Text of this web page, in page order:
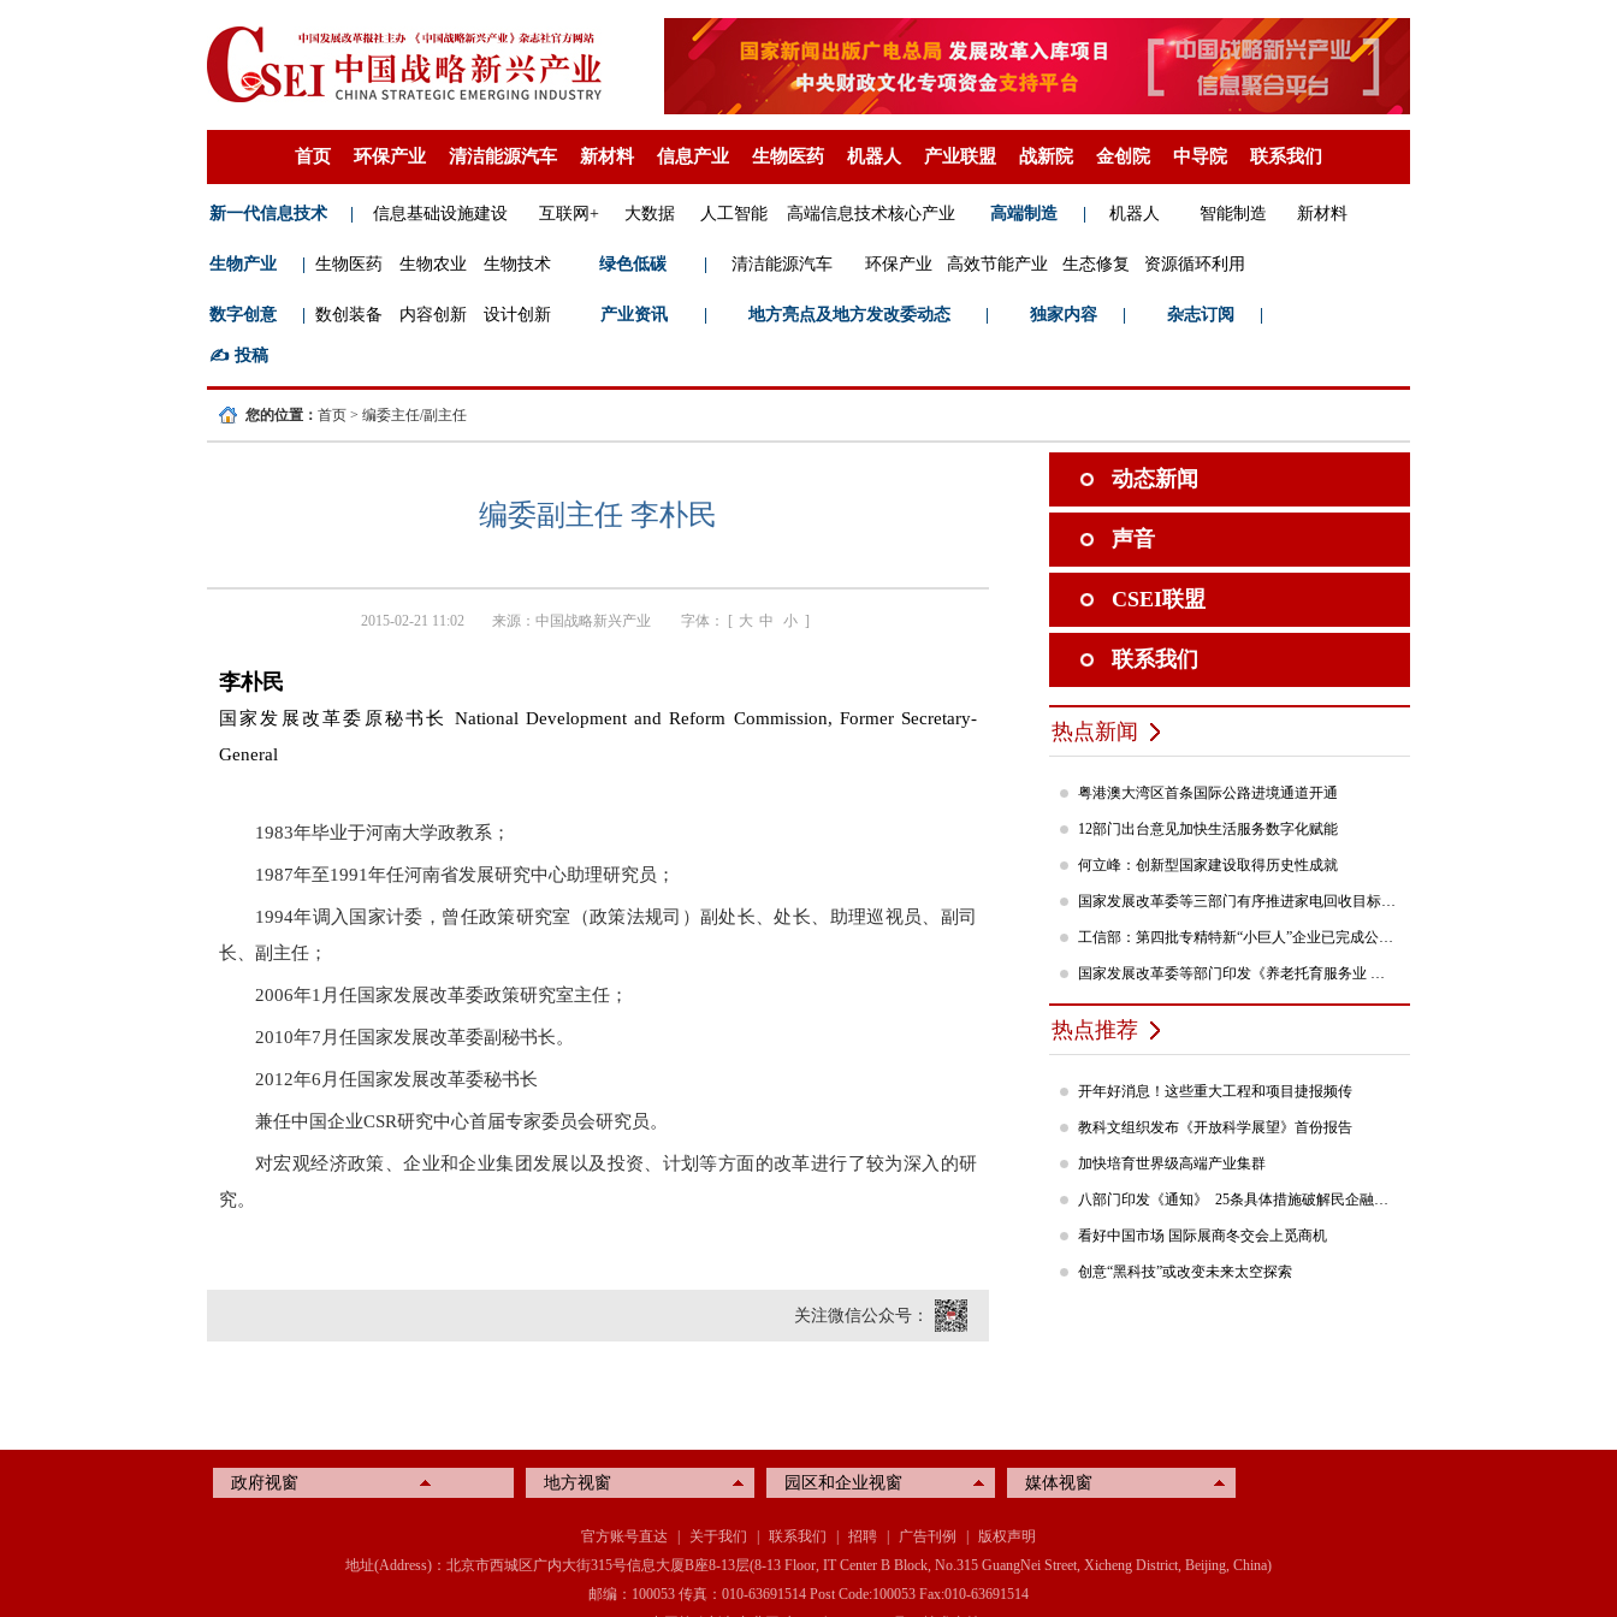
首页 环保产业 清洁能源汽车 新材料 信息产业 生物医药 机器人 产业联盟 战新院 金创院 中导院 联系我们
新一代信息技术 信息基础设施建设 互联网+ 大数据 人工智能 高端信息技术核心产业 高端制造 机器人 智能制造 新材料
生物产业 生物医药 生物农业 生物技术 绿色低碳 清洁能源汽车 环保产业 高效节能产业 生态修复 资源循环利用
数字创意 数创装备 内容创新 设计创新 产业资讯 地方亮点及地方发改委动态 独家内容 杂志订阅
✍️ 投稿
您的位置： 首页 > 编委主任/副主任
编委副主任 李朴民
2015-02-21 11:02 来源： 中国战略新兴产业 字体： [ 大 中 小 ]
李朴民
国家发展改革委原秘书长 National Development and Reform Commission, Former Secretary-
General
1983年毕业于河南大学政教系；
1987年至1991年任河南省发展研究中心助理研究员；
1994年调入国家计委，曾任政策研究室（政策法规司）副处长、处长、助理巡视员、副司
长、副主任；
2006年1月任国家发展改革委政策研究室主任；
2010年7月任国家发展改革委副秘书长。
2012年6月任国家发展改革委秘书长
兼任中国企业CSR研究中心首届专家委员会研究员。
对宏观经济政策、企业和企业集团发展以及投资、计划等方面的改革进行了较为深入的研
究。
关注微信公众号：
动态新闻
声音
CSEI联盟
联系我们
热点新闻
粤港澳大湾区首条国际公路进境通道开通
12部门出台意见加快生活服务数字化赋能
何立峰：创新型国家建设取得历史性成就
国家发展改革委等三部门有序推进家电回收目标责任制行动
工信部：第四批专精特新“小巨人”企业已完成公示，民营企业占84%
国家发展改革委等部门印发《养老托育服务业 纾困扶持若干政策措施》的通知
热点推荐
开年好消息！这些重大工程和项目捷报频传
教科文组织发布《开放科学展望》首份报告
加快培育世界级高端产业集群
八部门印发《通知》 25条具体措施破解民企融资难题
看好中国市场 国际展商冬交会上觅商机
创意“黑科技”或改变未来太空探索
政府视窗 地方视窗 园区和企业视窗 媒体视窗
官方账号直达 关于我们 联系我们 招聘 广告刊例
版权声明
地址(Address)：北京市西城区广内大街315号信息大厦B座8-13层(8-13 Floor, IT Center B Block, No.315 GuangNei Street, Xicheng District, Beijing, China)
邮编：100053 传真：010-63691514 Post Code:100053 Fax:010-63691514